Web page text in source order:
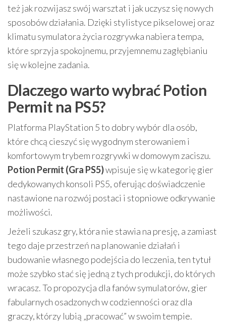
też jak rozwijasz swój warsztat i jak uczysz się nowych
sposobów działania. Dzięki stylistyce pikselowej oraz
klimatu symulatora życia rozgrywka nabiera tempa,
które sprzyja spokojnemu, przyjemnemu zagłębianiu
się w kolejne zadania.
Dlaczego warto wybrać Potion
Permit na PS5?
Platforma PlayStation 5 to dobry wybór dla osób,
które chcą cieszyć się wygodnym sterowaniem i
komfortowym trybem rozgrywki w domowym zaciszu.
Potion Permit (Gra PS5)wpisuje się w kategorię gier
dedykowanych konsoli PS5, oferując doświadczenie
nastawione na rozwój postaci i stopniowe odkrywanie
możliwości.
Jeżeli szukasz gry, która nie stawia na presję, a zamiast
tego daje przestrzeń na planowanie działań i
budowanie własnego podejścia do leczenia, ten tytuł
może szybko stać się jedną z tych produkcji, do których
wracasz. To propozycja dla fanów symulatorów, gier
fabularnych osadzonych w codzienności oraz dla
graczy, którzy lubią „pracować” w swoim tempie.